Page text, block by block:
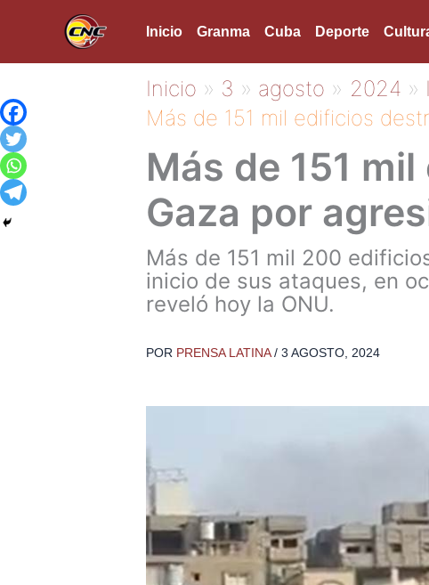
Inicio Granma Cuba Deporte
Inicio 3 agosto 2024
Más de 151 mil edificios
Más de 151
Gaza por
Más de 151 mil 200
inicio de sus ataques, en
reveló hoy la ONU.
POR PRENSA LATINA/ 3 AGOSTO, 2024